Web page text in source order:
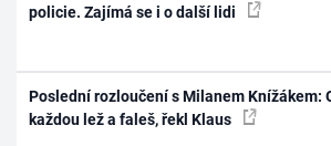
policie. Zajímá se i o další lidi
Poslední rozloučení s Milanem Knížákem:
každou lež a faleš, řekl Klaus